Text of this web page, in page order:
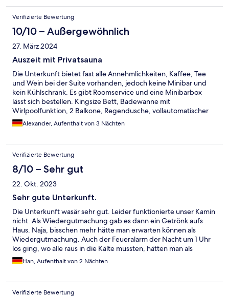
Verifizierte Bewertung
10/10 – Außergewöhnlich
27. März 2024
Auszeit mit Privatsauna
Die Unterkunft bietet fast alle Annehmlichkeiten, Kaffee, Tee
und Wein bei der Suite vorhanden, jedoch keine Minibar und
kein Kühlschrank. Es gibt Roomservice und eine Minibarbox
lässt sich bestellen. Kingsize Bett, Badewanne mit
Wirlpoolfunktion, 2 Balkone, Regendusche, vollautomatischer
Kamin mit Gas, lässt sich über Fernbedienung an und ausstellen.
Alexander, Aufenthalt von 3 Nächten
Verifizierte Bewertung
8/10 – Sehr gut
22. Okt. 2023
Sehr gute Unterkunft.
Die Unterkunft wasär sehr gut. Leider funktionierte unser Kamin
nicht. Als Wiedergutmachung gab es dann ein Getrönk aufs
Haus. Naja, bisschen mehr hätte man erwarten können als
Wiedergutmachung. Auch der Feueralarm der Nacht um 1 Uhr
los ging, wo alle raus in die Kälte mussten, hätten man als
Wiedergutmachung sich was einfallen lassen können.
Han, Aufenthalt von 2 Nächten
Verifizierte Bewertung